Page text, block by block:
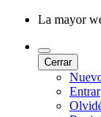
La mayor
Cerrar
Entrar